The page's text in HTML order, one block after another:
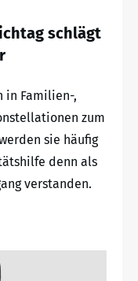
schlägt
in Familien-,
zum
sie häufig
denn als
verstanden.